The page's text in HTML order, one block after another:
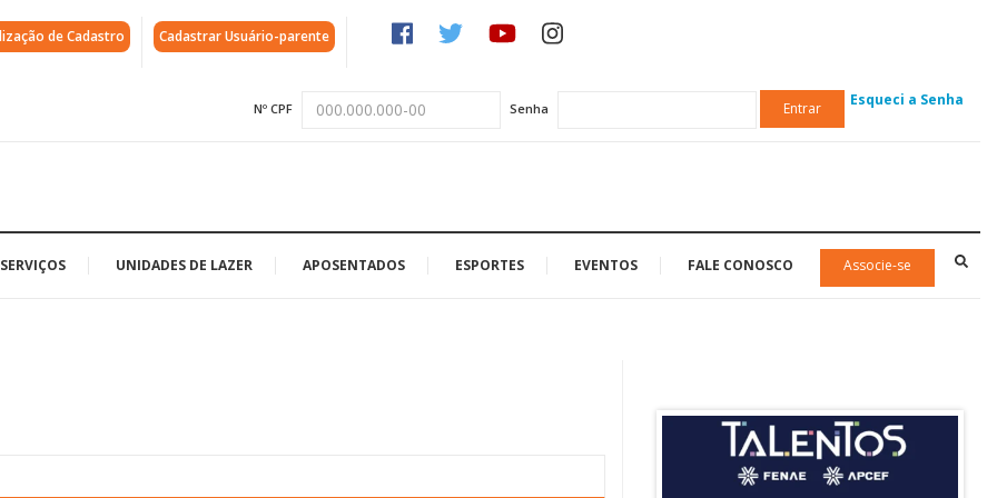
de Cadastro Cadastrar Usuário-parente
Nº CPF Senha Entrar Esqueci a Senha
SERVIÇOS UNIDADES DE LAZER APOSENTADOS ESPORTES EVENTOS FALE CONOSCO Associe-se